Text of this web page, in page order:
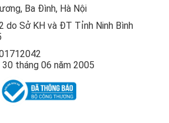
Ba Đình, Hà Nội
do Sở KH và ĐT Tỉnh Ninh Bình
tháng 06 năm 2005